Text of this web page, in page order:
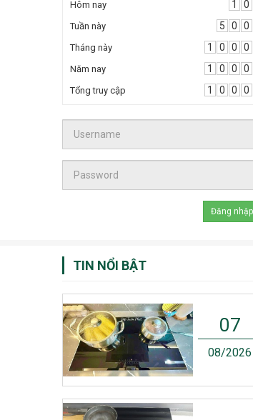
Hôm nay 1 0
Tuần này 5 0 0
Tháng này 1 0 0 0
Năm nay 1 0 0 0
Tổng truy cập 1 0 0 0
TIN NỔI BẬT
07
08/2026